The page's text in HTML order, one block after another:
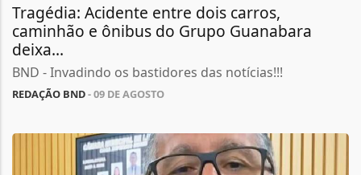
Tragédia: Acidente entre dois carros,
caminhão e ônibus do Grupo Guanabara
deixa...
BND - Invadindo os bastidores das notícias!!!
REDAÇÃO BND- 09 DE AGOSTO